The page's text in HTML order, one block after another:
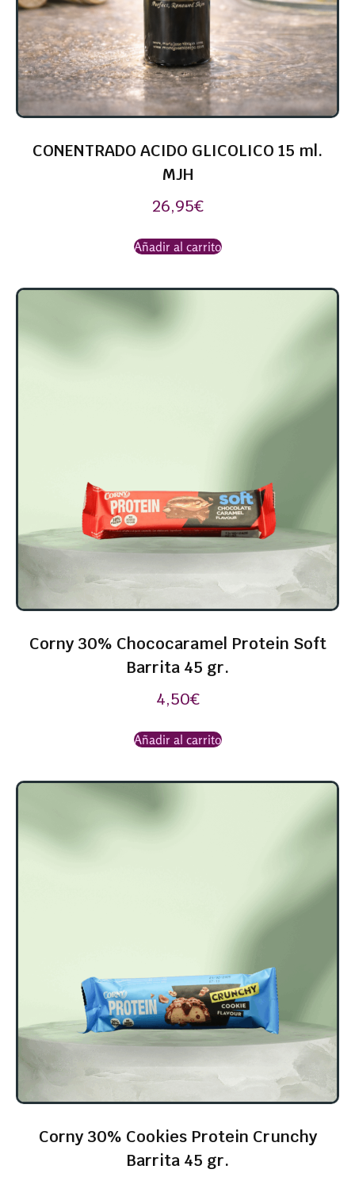
CONENTRADO ACIDO GLICOLICO 15 ml.
MJH
26,95€
Añadir al carrito
Corny 30% Chococaramel Protein Soft
Barrita 45 gr.
4,50€
Añadir al carrito
Corny 30% Cookies Protein Crunchy
Barrita 45 gr.